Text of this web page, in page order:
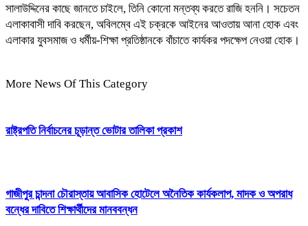
সালাউদ্দিনের কাছে জানতে চাইলে, তিনি কোনো মন্তব্য করতে রাজি হননি। সচেতন
এলাকাবাসী দাবি করছেন, অবিলম্বে এই চক্রকে আইনের আওতায় আনা হোক এবং
এলাকার যুবসমাজ ও ধর্মীয়-শিক্ষা প্রতিষ্ঠানকে বাঁচাতে কার্যকর পদক্ষেপ নেওয়া হোক।
More News Of This Category
রাষ্ট্রপতি নির্বাচনের চূড়ান্ত ভোটার তালিকা প্রকাশ
গাজীপুর চান্দনা চৌরাস্তায় আবাসিক হোটেলে অনৈতিক কার্যকলাপ, মাদক ও অপরাধ
বন্ধের দাবিতে শিক্ষার্থীদের মানববন্ধন